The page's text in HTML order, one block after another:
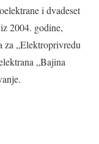
i dvadeset
2004. godine,
za „Elektroprivredu
„Bajina